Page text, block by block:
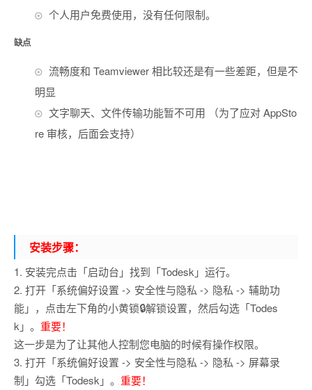
个人用户免费使用，没有任何限制。
缺点
流畅度和 Teamviewer 相比较还是有一些差距，但是不
明显
文字聊天、文件传输功能暂不可用 （为了应对 AppSto
re 审核，后面会支持）
安装步骤：
1. 安装完点击「启动台」找到「Todesk」运行。
2. 打开「系统偏好设置 -> 安全性与隐私 -> 隐私 -> 辅助功
能」，点击左下角的小黄锁🔒解锁设置，然后勾选「Todes
k」。 重要！
这一步是为了让其他人控制您电脑的时候有操作权限。
3. 打开「系统偏好设置 -> 安全性与隐私 -> 隐私 -> 屏幕录
制」勾选「Todesk」。 重要！